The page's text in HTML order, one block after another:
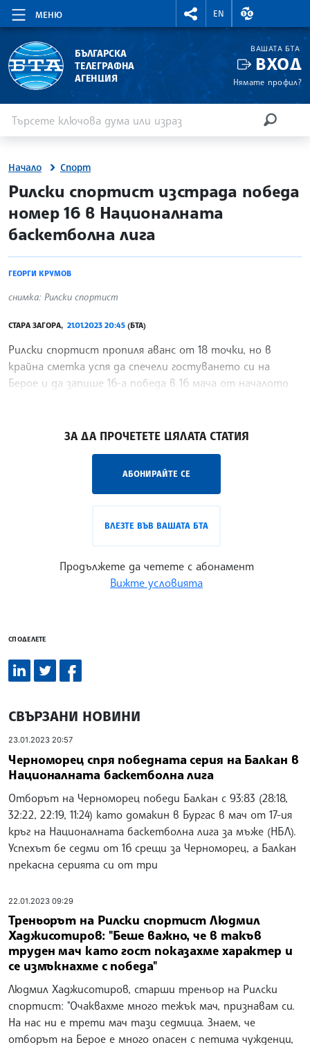
МЕНЮ
RIGHTMENU.SOCIAL
EN
ВАЛУТНИ
БЪЛГАРСКА
ТЕЛЕГРАФНА
АГЕНЦИЯ
ВАШАТА БТА
ВХОД
Нямате профил?
Начало Спорт
site.bta
Рилски спортист изстрада победа
номер 16 в Националната
баскетболна лига
ГЕОРГИ КРУМОВ
снимка: Рилски спортист
СТАРА ЗАГОРА, 21.01.2023 20:45 (БТА)
Рилски спортист пропиля аванс от 18 точки, но в
крайна сметка успя да спечели гостуването си на
Берое и да запише 16-а победа в 16 мача от началото
ЗА ДА ПРОЧЕТЕТЕ ЦЯЛАТА СТАТИЯ
АБОНИРАЙТЕ СЕ
ВЛЕЗТЕ ВЪВ ВАШАТА БТА
Продължете да четете с абонамент
Вижте условията
СПОДЕЛЕТЕ
СВЪРЗАНИ НОВИНИ
23.01.2023 20:57
Черноморец спря победната серия на Балкан в
Националната баскетболна лига
Отборът на Черноморец победи Балкан с 93:83 (28:18,
32:22, 22:19, 11:24) като домакин в Бургас в мач от 17-ия
кръг на Националната баскетболна лига за мъже (НБЛ).
Успехът бе седми от 16 срещи за Черноморец, а Балкан
прекасна серията си от три
22.01.2023 09:29
Треньорът на Рилски спортист Людмил
Хаджисотиров: "Беше важно, че в такъв
труден мач като гост показахме характер и
се измъкнахме с победа"
Людмил Хаджисотиров, старши треньор на Рилски
спортист: "Очаквахме много тежък мач, признавам си.
На нас ни е трети мач тази седмица. Знаем, че
отборът на Берое е много опасен с петима чужденци,